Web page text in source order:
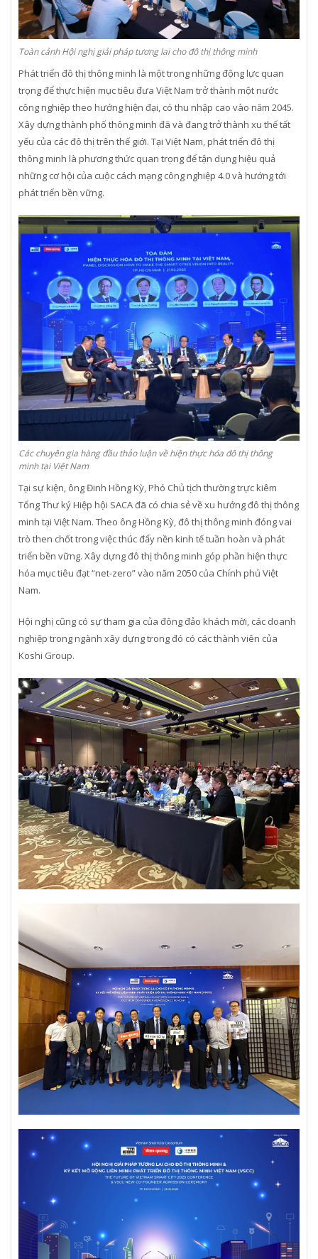
Toàn cảnh Hội nghị giải pháp tương lai cho đô thị thông minh
Phát triển đô thị thông minh là một trong những động lực quan
trọng để thực hiện mục tiêu đưa Việt Nam trở thành một nước
công nghiệp theo hướng hiện đại, có thu nhập cao vào năm 2045.
Xây dựng thành phố thông minh đã và đang trở thành xu thế tất
yếu của các đô thị trên thế giới. Tại Việt Nam, phát triển đô thị
thông minh là phương thức quan trọng để tận dụng hiệu quả
những cơ hội của cuộc cách mạng công nghiệp 4.0 và hướng tới
phát triển bền vững.
Các chuyên gia hàng đầu thảo luận về hiện thực hóa đô thị thông
minh tại Việt Nam
Tại sự kiện, ông Đinh Hồng Kỳ, Phó Chủ tịch thường trực kiêm
Tổng Thư ký Hiệp hội SACA đã có chia sẻ về xu hướng đô thị thông
minh tại Việt Nam. Theo ông Hồng Kỳ, đô thị thông minh đóng vai
trò then chốt trong việc thúc đẩy nền kinh tế tuần hoàn và phát
triển bền vững. Xây dựng đô thị thông minh góp phần hiện thực
hóa mục tiêu đạt “net-zero” vào năm 2050 của Chính phủ Việt
Nam.
Hội nghị cũng có sự tham gia của đông đảo khách mời, các doanh
nghiệp trong ngành xây dựng trong đó có các thành viên của
Koshi Group.